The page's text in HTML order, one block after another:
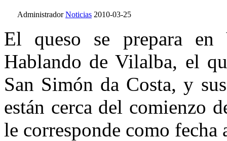
Administrador Noticias 2010-03-25
El queso se prepara en
Hablando de Vilalba, el
San Simón da Costa, y
están cerca del comienzo
le corresponde como fecha